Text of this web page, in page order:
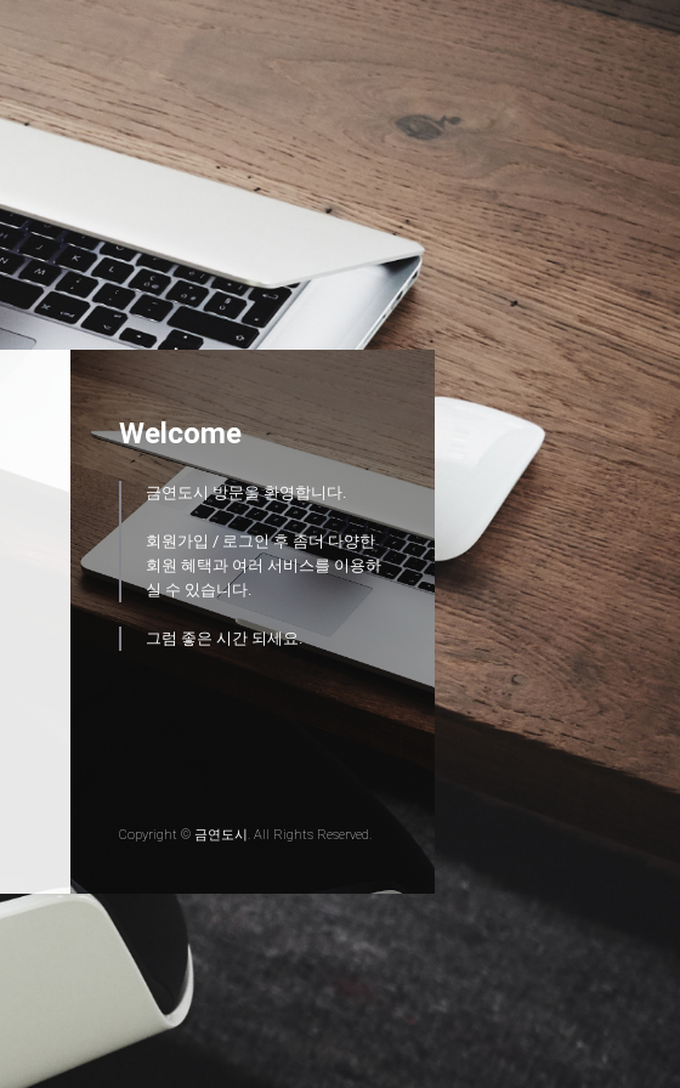
Welcome
금연도시 방문을 환영합니다.
회원가입 / 로그인 후 좀더 다양한
회원 혜택과 여러 서비스를 이용하
실 수 있습니다.
그럼 좋은 시간 되세요.
Copyright © 금연도시. All Rights Reserved.